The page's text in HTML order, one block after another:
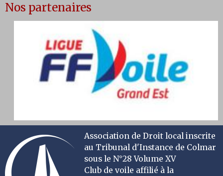
Nos partenaires
Association de Droit local inscrite
au Tribunal d'Instance de Colmar
sous le N°28 Volume XV
Club de voile affilié à la